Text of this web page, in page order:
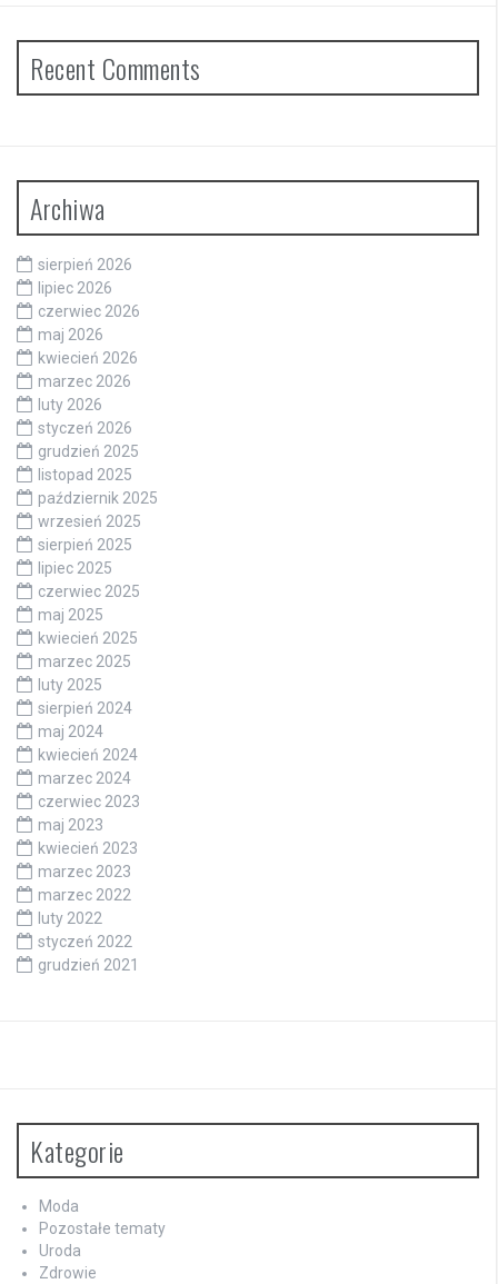
Recent Comments
Archiwa
sierpień 2026
lipiec 2026
czerwiec 2026
maj 2026
kwiecień 2026
marzec 2026
luty 2026
styczeń 2026
grudzień 2025
listopad 2025
październik 2025
wrzesień 2025
sierpień 2025
lipiec 2025
czerwiec 2025
maj 2025
kwiecień 2025
marzec 2025
luty 2025
sierpień 2024
maj 2024
kwiecień 2024
marzec 2024
czerwiec 2023
maj 2023
kwiecień 2023
marzec 2023
marzec 2022
luty 2022
styczeń 2022
grudzień 2021
Kategorie
Moda
Pozostałe tematy
Uroda
Zdrowie